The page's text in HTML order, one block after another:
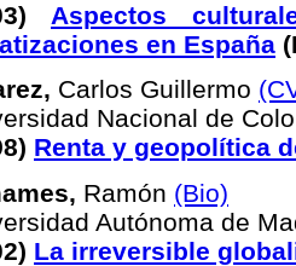
3) Aspectos
en España
Carlos Guillermo
Nacional de
Renta y geopolítica
Ramón (Bio)
Autónoma de
La irreversible